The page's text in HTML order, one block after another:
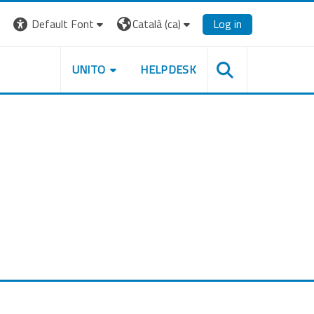
Default Font
Català ‎(ca)‎ Log in
UNITO HELPDESK